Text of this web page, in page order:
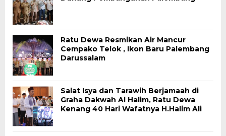
Ratu Dewa Resmikan Air Mancur
Cempako Telok , Ikon Baru Palembang
Darussalam
Salat Isya dan Tarawih Berjamaah di
Graha Dakwah Al Halim, Ratu Dewa
Kenang 40 Hari Wafatnya H.Halim Ali